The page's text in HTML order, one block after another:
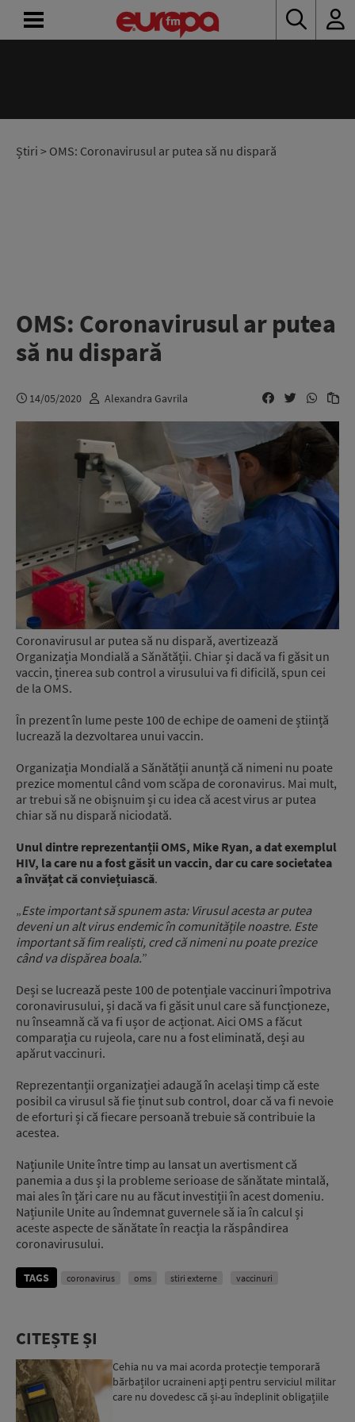
Știri > OMS: Coronavirusul ar putea să nu dispară
OMS: Coronavirusul ar putea
să nu dispară
14/05/2020 Alexandra Gavrila
Coronavirusul ar putea să nu dispară, avertizează
Organizația Mondială a Sănătății. Chiar și dacă va fi găsit un
vaccin, ținerea sub control a virusului va fi dificilă, spun cei
de la OMS.
În prezent în lume peste 100 de echipe de oameni de știință
lucrează la dezvoltarea unui vaccin.
Organizația Mondială a Sănătății anunță că nimeni nu poate
prezice momentul când vom scăpa de coronavirus. Mai mult,
ar trebui să ne obișnuim și cu idea că acest virus ar putea
chiar să nu dispară niciodată.
Unul dintre reprezentanții OMS, Mike Ryan, a dat exemplul
HIV, la care nu a fost găsit un vaccin, dar cu care societatea
a învățat că conviețuiască.
„Este important să spunem asta: Virusul acesta ar putea
deveni un alt virus endemic în comunitățile noastre. Este
important să fim realiști, cred că nimeni nu poate prezice
când va dispărea boala.”
Deși se lucrează peste 100 de potențiale vaccinuri împotriva
coronavirusului, și dacă va fi găsit unul care să funcționeze,
nu înseamnă că va fi ușor de acționat. Aici OMS a făcut
comparația cu rujeola, care nu a fost eliminată, deși au
apărut vaccinuri.
Reprezentanții organizației adaugă în același timp că este
posibil ca virusul să fie ținut sub control, doar că va fi nevoie
de eforturi și că fiecare persoană trebuie să contribuie la
acestea.
Națiunile Unite între timp au lansat un avertisment că
panemia a dus și la probleme serioase de sănătate mintală,
mai ales în țări care nu au făcut investiții în acest domeniu.
Națiunile Unite au îndemnat guvernele să ia în calcul și
aceste aspecte de sănătate în reacția la răspândirea
coronavirusului.
TAGS coronavirus oms stiri externe vaccinuri
CITEȘTE ȘI
Cehia nu va mai acorda protecție temporară
bărbaților ucraineni apți pentru serviciul militar
care nu dovedesc că și-au îndeplinit obligațiile
RADIO